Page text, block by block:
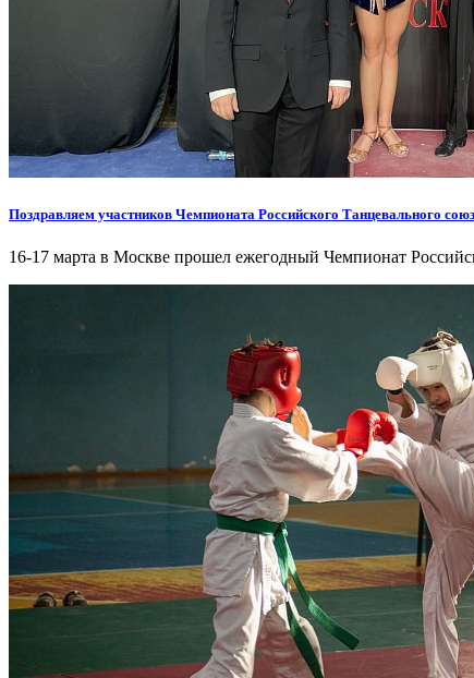
Поздравляем участников Чемпионата Российского Танцевального
16-17 марта в Москве прошел ежегодный Чемпионат